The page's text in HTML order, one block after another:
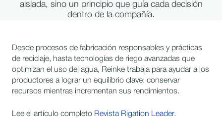
aislada, sino un principio que guía cada decisión
dentro de la compañía.
Desde procesos de fabricación responsables y prácticas
de reciclaje, hasta tecnologías de riego avanzadas que
optimizan el uso del agua, Reinke trabaja para ayudar a los
productores a lograr un equilibrio clave: conservar
recursos mientras incrementan sus rendimientos.
Lee el artículo completo Revista Rigation Leader.